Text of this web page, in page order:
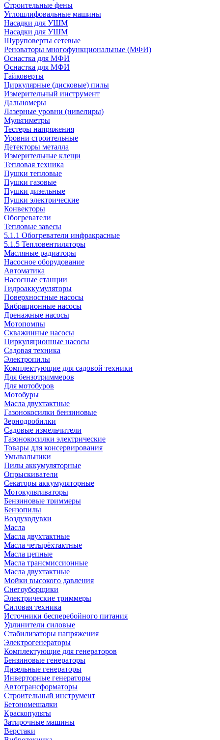
Строительные фены
Углошлифовальные машины
Насадки для УШМ
Насадки для УШМ
Шуруповерты сетевые
Реноваторы многофункциональные (МФИ)
Оснастка для МФИ
Оснастка для МФИ
Гайковерты
Циркулярные (дисковые) пилы
Измерительный инструмент
Дальномеры
Лазерные уровни (нивелиры)
Мультиметры
Тестеры напряжения
Уровни строительные
Детекторы металла
Измерительные клещи
Тепловая техника
Пушки тепловые
Пушки газовые
Пушки дизельные
Пушки электрические
Конвекторы
Обогреватели
Тепловые завесы
5.1.1 Обогреватели инфракрасные
5.1.5 Тепловентиляторы
Масляные радиаторы
Насосное оборудование
Автоматика
Насосные станции
Гидроаккумуляторы
Поверхностные насосы
Вибрационные насосы
Дренажные насосы
Мотопомпы
Скважинные насосы
Циркуляционные насосы
Садовая техника
Электропилы
Комплектующие для садовой техники
Для бензотриммеров
Для мотобуров
Мотобуры
Масла двухтактные
Газонокосилки бензиновые
Зернодробилки
Садовые измельчители
Газонокосилки электрические
Товары для консервирования
Умывальники
Пилы аккумуляторные
Опрыскиватели
Секаторы аккумуляторные
Мотокультиваторы
Бензиновые триммеры
Бензопилы
Воздуходувки
Масла
Масла двухтактные
Масла четырёхтактные
Масла цепные
Масла трансмиссионные
Масла двухтактные
Мойки высокого давления
Снегоуборщики
Электрические триммеры
Силовая техника
Источники бесперебойного питания
Удлинители силовые
Стабилизаторы напряжения
Электрогенераторы
Комплектующие для генераторов
Бензиновые генераторы
Дизельные генераторы
Инверторные генераторы
Автотрансформаторы
Строительный инструмент
Бетономешалки
Краскопульты
Затирочные машины
Верстаки